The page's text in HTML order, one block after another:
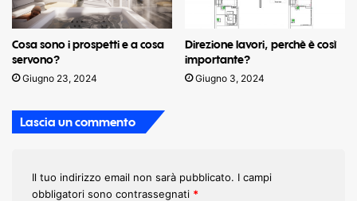
Cosa sono i prospetti e a cosa
servono?
Giugno 23, 2024
Direzione lavori, perchè è così
importante?
Giugno 3, 2024
Lascia un commento
Il tuo indirizzo email non sarà pubblicato. I campi
obbligatori sono contrassegnati *